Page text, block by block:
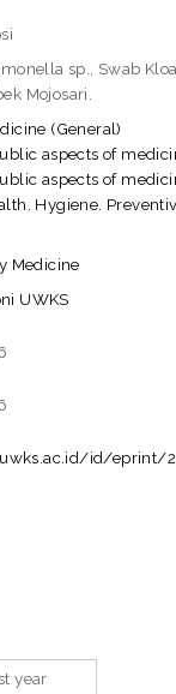
sp., Swab
Mojosari.
(General)
aspects of
aspects of
Hygiene.
Medicine
UWKS
id/eprint/
year